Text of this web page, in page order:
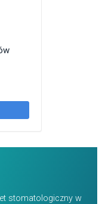
stomatologiczny w